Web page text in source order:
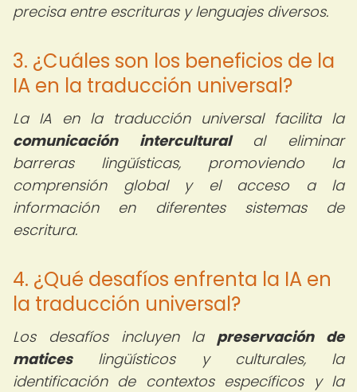
precisa entre escrituras y lenguajes diversos.
3. ¿Cuáles son los beneficios de la
IA en la traducción universal?
La IA en la traducción universal facilita la
comunicación interculturalal eliminar
barreras lingüísticas, promoviendo la
comprensión global y el acceso a la
información en diferentes sistemas de
escritura.
4. ¿Qué desafíos enfrenta la IA en
la traducción universal?
Los desafíos incluyen la preservación de
maticeslingüísticos y culturales, la
identificación de contextos específicos y la